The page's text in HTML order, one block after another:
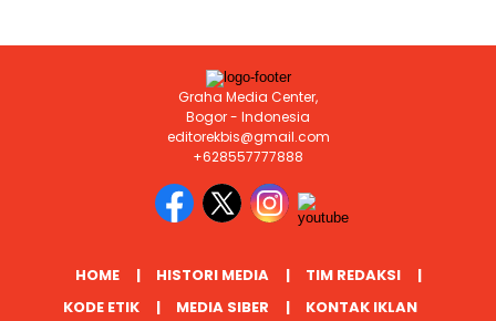
Graha Media Center,
Bogor - Indonesia
editorekbis@gmail.com
+628557777888
HOME HISTORI MEDIA
TIM REDAKSI
KODE ETIK
MEDIA SIBER KONTAK IKLAN